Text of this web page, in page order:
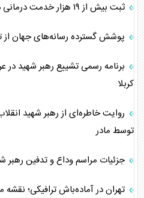
ثبت بیش از ۱۹ هزار خدمت درمانی در مراسم وداع با رهبر شهید
پوشش گسترده رسانه‌های جهان از
برنامه رسمی تشییع رهبر شهید در
کربلا
روایت خاطره‌ای از رهبر شهید
توسط مادر
جزئیات مراسم وداع و تدفین رهبر
تهران در آماده‌باش ترافیکی؛